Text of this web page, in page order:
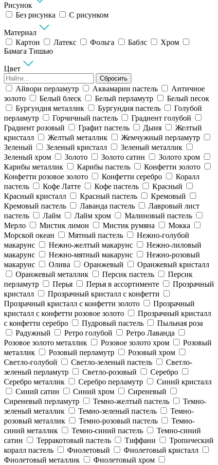
Рисунок
Без рисунка
С рисунком
Материал
Картон
Латекс Фольга Баблс
Хром
Бамага Тишью
Цвет
Сбросить
Айвори перламутр Аквамарин пастель
Античное
золото
Белый блеск Белый перламутр
Белый песок
Бургундия металлик
Бургундия пастель
Голубой
перламутр
Горчичный пастель
Градиент голубой
Градиент розовый
Графит пастель Дыня
Желтый
кристалл
Желтый металлик
Жемчужный перламутр
Зеленый
Зеленый кристалл
Зеленый металлик
Зеленый хром
Золото Золото сатин
Золото хром
Карибы металлик
Карибы пастель
Конфетти золото
Конфетти розовое золото
Конфетти серебро
Коралл
пастель
Кофе Латте Кофе пастель
Красный
Красный кристалл
Красный пастель
Кремовый
Кремовый пастель
Лаванда пастель
Лавровый лист
пастель
Лайм Лайм хром
Малиновый пастель
Мерло
Мистик лимон Мистик румяна
Мокка
Морской океан
Мятный пастель
Нежно-голубой
макарунс
Нежно-желтый макарунс
Нежно-лиловый
макарунс
Нежно-мятный макарунс
Нежно-розовый
макарунс
Олива Оранжевый
Оранжевый кристалл
Оранжевый металлик
Персик пастель
Персик
перламутр
Перья Перья в ассортименте
Прозрачный
кристалл
Прозрачный кристалл с конфетти
Прозрачный кристалл с конфетти золото
Прозрачный
кристалл с конфетти розовое золото
Прозрачный кристалл
с конфетти серебро
Пудровый пастель
Пыльная роза
Радужный
Ретро голубой
Ретро Лаванда
Розовое золото металлик
Розовое золото хром
Розовый
металлик
Розовый перламутр
Розовый хром
Светло-голубой
Светло-зеленый пастель
Светло-
зеленый перламутр
Светло-розовый
Серебро
Серебро металлик
Серебро перламутр
Синий кристалл
Синий сатин
Синий хром
Сиреневый
Сиреневый перламутр
Темно-желтый пастель
Темно-
зеленый металлик
Темно-зеленый пастель
Темно-
розовый металлик
Темно-розовый пастель
Темно-
синий металлик
Темно-синий пастель
Темно-синий
сатин
Терракотовый пастель Тиффани
Тропический
коралл пастель
Фиолетовый
Фиолетовый кристалл
Фиолетовый металлик
Фиолетовый хром